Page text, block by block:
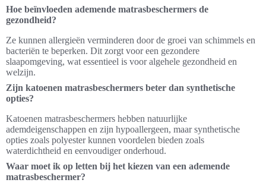
Hoe beïnvloeden ademende matrasbeschermers de
gezondheid?
Ze kunnen allergieën verminderen door de groei van schimmels en
bacteriën te beperken. Dit zorgt voor een gezondere
slaapomgeving, wat essentieel is voor algehele gezondheid en
welzijn.
Zijn katoenen matrasbeschermers beter dan synthetische
opties?
Katoenen matrasbeschermers hebben natuurlijke
ademdeigenschappen en zijn hypoallergeen, maar synthetische
opties zoals polyester kunnen voordelen bieden zoals
waterdichtheid en eenvoudiger onderhoud.
Waar moet ik op letten bij het kiezen van een ademende
matrasbeschermer?